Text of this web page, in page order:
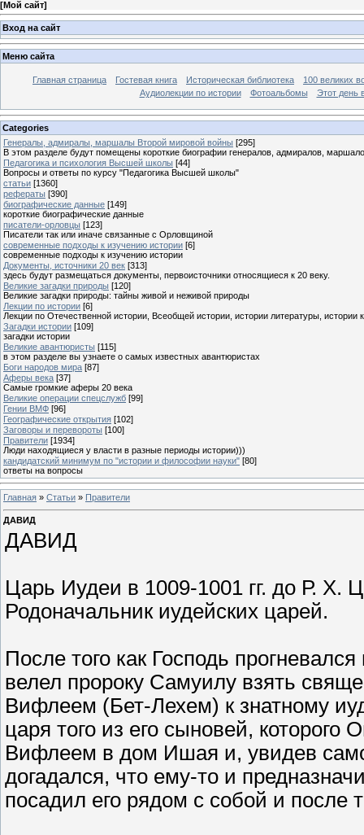
[Мой сайт]
Вход на сайт
Меню сайта
Главная страница Гостевая книга Историческая библиотека
100 великих
Аудиолекции по истории
Фотоальбомы Этот день
Categories
Генералы, адмиралы, маршалы Второй мировой войны [295]
В этом разделе будут помещены короткие биографии генералов, адмиралов,
Педагогика и психология Высшей школы [44]
Вопросы и ответы по курсу "Педагогика Высшей школы"
статьи [1360]
рефераты [390]
биографические данные [149]
короткие биографические данные
писатели-орловцы [123]
Писатели так или иначе связанные с Орловщиной
современные подходы к изучению истории [6]
современные подходы к изучению истории
Документы, источники 20 век [313]
здесь будут размещаться документы, первоисточники относящиеся к 20 веку.
Великие загадки природы [120]
Великие загадки природы: тайны живой и неживой природы
Лекции по истории [6]
Лекции по Отечественной истории, Всеобщей истории, истории литературы, истории
Загадки истории [109]
загадки истории
Великие авантюристы [115]
в этом разделе вы узнаете о самых известных авантюристах
Боги народов мира [87]
Аферы века [37]
Самые громкие аферы 20 века
Великие операции спецслужб [99]
Гении ВМФ [96]
Географические открытия [102]
Заговоры и перевороты [100]
Правители [1934]
Люди находящиеся у власти в разные периоды истории)))
кандидатский минимум по "истории и философии науки" [80]
ответы на вопросы
Главная » Статьи » Правители
ДАВИД
ДАВИД
Царь Иудеи в 1009-1001 гг. до Р. Х.
Родоначальник иудейских царей.
После того как Господь
велел пророку Самуилу взять
Вифлеем (Бет-Лехем) к знатному
царя того из его сыновей,
Вифлеем в дом Ишая и, увидев
догадался, что ему-то и
посадил его рядом с собой и после